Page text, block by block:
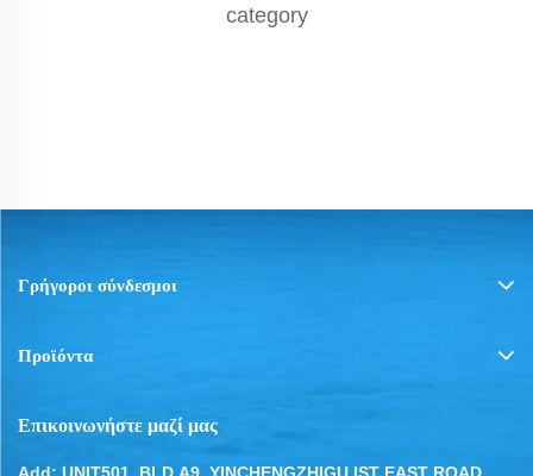
category
Γρήγοροι σύνδεσμοι
Προϊόντα
Επικοινωνήστε μαζί μας